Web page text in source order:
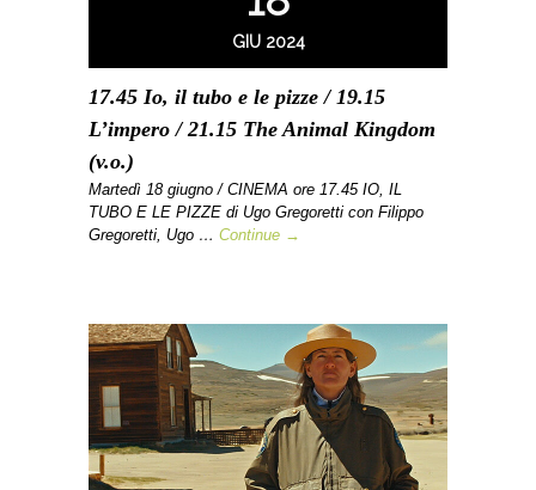
GIU 2024
17.45 Io, il tubo e le pizze / 19.15
L’impero / 21.15 The Animal Kingdom
(v.o.)
Martedì 18 giugno / CINEMA ore 17.45 IO, IL
TUBO E LE PIZZE di Ugo Gregoretti con Filippo
Gregoretti, Ugo … Continue →